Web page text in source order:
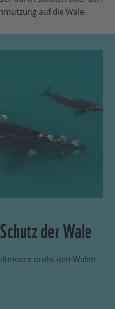
auf die Wale.
der Wale
droht den Walen